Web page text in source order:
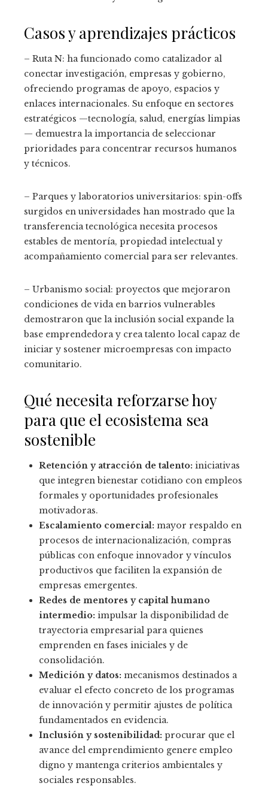
Casos y aprendizajes prácticos
– Ruta N: ha funcionado como catalizador al
conectar investigación, empresas y gobierno,
ofreciendo programas de apoyo, espacios y
enlaces internacionales. Su enfoque en sectores
estratégicos —tecnología, salud, energías limpias
— demuestra la importancia de seleccionar
prioridades para concentrar recursos humanos
y técnicos.
– Parques y laboratorios universitarios: spin-offs
surgidos en universidades han mostrado que la
transferencia tecnológica necesita procesos
estables de mentoría, propiedad intelectual y
acompañamiento comercial para ser relevantes.
– Urbanismo social: proyectos que mejoraron
condiciones de vida en barrios vulnerables
demostraron que la inclusión social expande la
base emprendedora y crea talento local capaz de
iniciar y sostener microempresas con impacto
comunitario.
Qué necesita reforzarse hoy
para que el ecosistema sea
sostenible
Retención y atracción de talento: iniciativas
que integren bienestar cotidiano con empleos
formales y oportunidades profesionales
motivadoras.
Escalamiento comercial: mayor respaldo en
procesos de internacionalización, compras
públicas con enfoque innovador y vínculos
productivos que faciliten la expansión de
empresas emergentes.
Redes de mentores y capital humano
intermedio: impulsar la disponibilidad de
trayectoria empresarial para quienes
emprenden en fases iniciales y de
consolidación.
Medición y datos: mecanismos destinados a
evaluar el efecto concreto de los programas
de innovación y permitir ajustes de política
fundamentados en evidencia.
Inclusión y sostenibilidad: procurar que el
avance del emprendimiento genere empleo
digno y mantenga criterios ambientales y
sociales responsables.